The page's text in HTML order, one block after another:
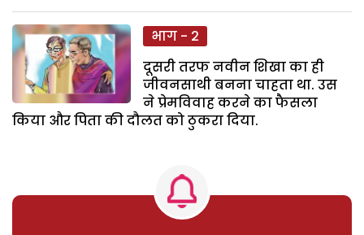
भाग - 2
दूसरी तरफ नवीन शिखा का ही
जीवनसाथी बनना चाहता था. उस
ने प्रेमविवाह करने का फैसला
किया और पिता की दौलत को ठुकरा दिया.